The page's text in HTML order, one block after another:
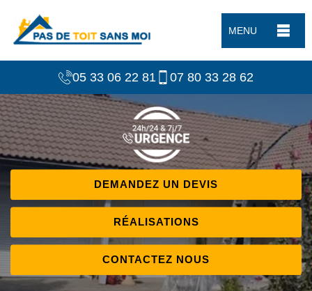
MENU
05 33 06 22 81 07 80 33 28 62
DEMANDEZ UN DEVIS
RÉALISATIONS
CONTACTEZ NOUS